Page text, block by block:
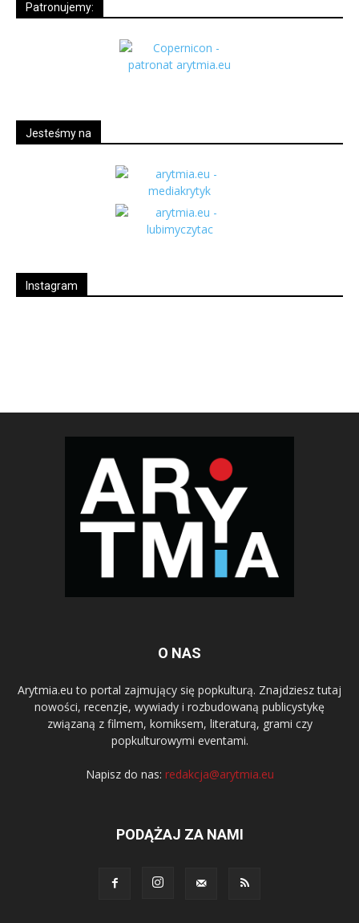
Patronujemy:
Jesteśmy na
Instagram
O NAS
Arytmia.eu to portal zajmujący się popkulturą. Znajdziesz tutaj
nowości, recenzje, wywiady i rozbudowaną publicystykę
związaną z filmem, komiksem, literaturą, grami czy
popkulturowymi eventami.
Napisz do nas: redakcja@arytmia.eu
PODĄŻAJ ZA NAMI